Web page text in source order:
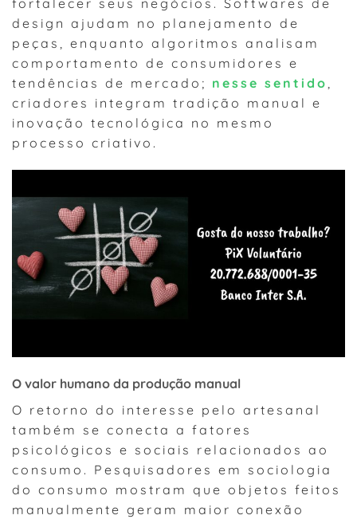
fortalecer seus negócios. Softwares de
design ajudam no planejamento de
peças, enquanto algoritmos analisam
comportamento de consumidores e
tendências de mercado; nesse sentido,
criadores integram tradição manual e
inovação tecnológica no mesmo
processo criativo.
O valor humano da produção manual
O retorno do interesse pelo artesanal
também se conecta a fatores
psicológicos e sociais relacionados ao
consumo. Pesquisadores em sociologia
do consumo mostram que objetos feitos
manualmente geram maior conexão